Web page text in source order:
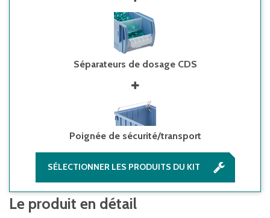
Séparateurs de dosage CDS
Poignée de sécurité/transport
SÉLECTIONNER LES PRODUITS DU KIT
Le produit en détail